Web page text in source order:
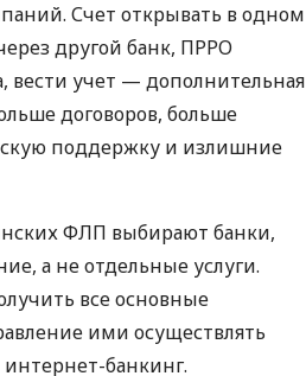
Счет открывать в одном
другой банк, ПРРО
вести учет — дополнительная
договоров, больше
поддержку и излишние
ФЛП выбирают банки,
а не отдельные услуги.
все основные
ими осуществлять
банкинг.